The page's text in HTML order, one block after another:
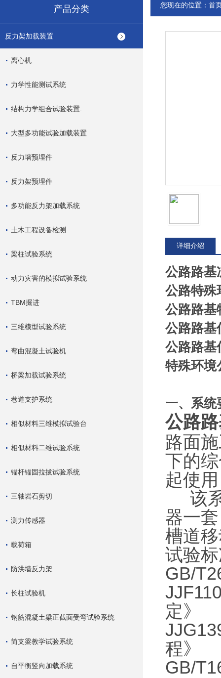
产品分类
反力架加载装置
离心机
力学性能测试系统
结构力学组合试验装置.
大型多功能试验加载装置
反力墙预埋件
反力架预埋件
多功能反力架加载系统
土木工程设备检测
梁柱试验系统
动力灾害的模拟试验系统
TBM掘进
三维模型试验系统
弯曲混凝土试验机
桥梁加载试验系统
巷道支护系统
相似材料三维模拟试验台
相似材料二维试验系统
锚杆锚固拉拔试验系统
三轴岩石剪切
测力传感器
载荷箱
防洪墙反力架
长柱试验机
钢筋混凝土梁正截面受弯试验系统
简支梁教学试验系统
自平衡竖向加载系统
您现在的位置： 首
详细介绍
公路路基
公路特殊
公路路基
公路路基
公路路基
特殊环境
一、系统
公路
路面
下的
起使
该系
器一
槽道
试验
GB/
定》
程》
GB/